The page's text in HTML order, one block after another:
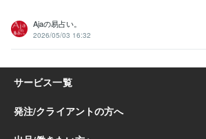
Ajaの易占い。
2026/05/03 16:32